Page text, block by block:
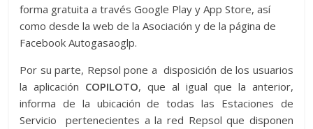
forma gratuita a través Google Play y App Store, así
como desde la web de la Asociación y de la página de
Facebook Autogasaoglp.
Por su parte, Repsol pone a disposición de los usuarios
la aplicación COPILOTO, que al igual que la anterior,
informa de la ubicación de todas las Estaciones de
Servicio pertenecientes a la red Repsol que disponen